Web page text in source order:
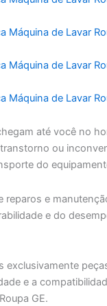
Máquina de Lavar
Máquina de Lavar
Máquina de Lavar
até você no
ou
do
reparos e
e do
exclusivamente
e a
GE.